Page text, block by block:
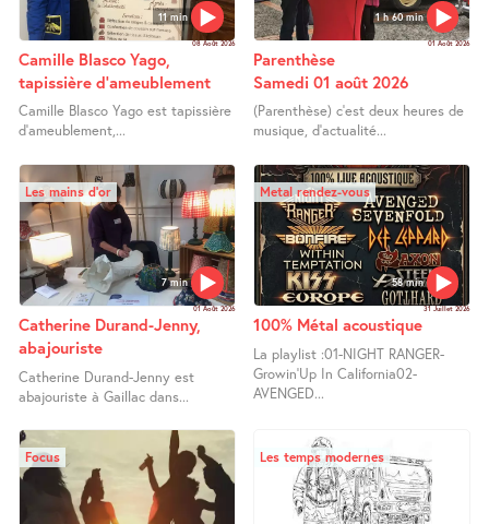
11 min
08 Août 2026
Camille Blasco Yago,
tapissière d’ameublement
Camille Blasco Yago est tapissière
d’ameublement,...
1 h 60 min
01 Août 2026
Parenthèse
Samedi 01 août 2026
(Parenthèse) c’est deux heures de
musique, d’actualité...
7 min
Les mains d’or
01 Août 2026
Catherine Durand-Jenny,
abajouriste
Catherine Durand-Jenny est
abajouriste à Gaillac dans...
58 min
Metal rendez-vous
31 Juillet 2026
100% Métal acoustique
La playlist :01-NIGHT RANGER-
Growin’Up In California02-
AVENGED...
Focus Les temps modernes